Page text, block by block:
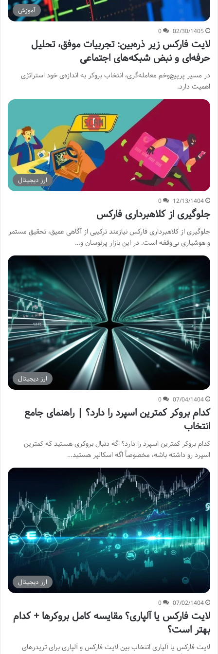
آموزش
02/30/1405
0
لایت فارکس زیر ذره‌بین: تجربیات موفق، تحلیل
حرفه‌ای و نبض شبکه‌های اجتماعی
در مسیر پرپیچ‌وخم معامله‌گری، انتخاب بروکر به اندازه‌ی خود استراتژی
اهمیت دارد.
ارز دیجیتال
12/13/1404
0
جلوگیری از کلاهبرداری فارکس
جلوگیری از کلاهبرداری فارکس نیازمند ترکیبی از آگاهی عمیق، تحقیق مستمر
و هوشیاری بی‌وقفه است. در این بازار پرنوسان و…
ارز دیجیتال
07/04/1404
0
کدام بروکر کمترین اسپرد را دارد؟ | راهنمای جامع
انتخاب
کدام بروکر کمترین اسپرد را دارد؟ اگه دنبال بروکری هستید که کمترین
اسپرد رو داشته باشه، مخصوصاً اگه اسکالپر هستید…
ارز دیجیتال
07/02/1404
0
لایت فارکس یا آلپاری؟ مقایسه کامل بروکرها + کدام
بهتر است؟
لایت فارکس یا آلپاری انتخاب بین لایت فارکس و آلپاری برای تریدرهای